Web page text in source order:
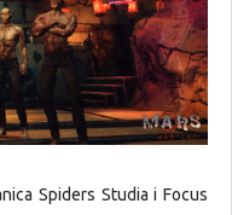
Spiders Studia i Focus